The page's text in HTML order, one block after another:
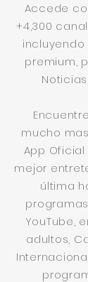
Accede
+4,300
premium,
mucho
App
mejor
última
YouTube,
adultos,